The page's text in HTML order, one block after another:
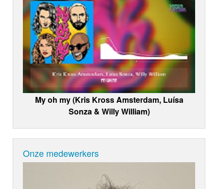
My oh my (Kris Kross Amsterdam, Luísa
Sonza & Willy William)
Onze medewerkers